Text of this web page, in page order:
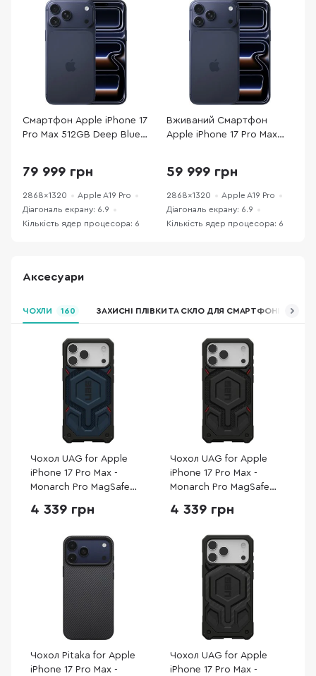
Смартфон Apple iPhone 17
Pro Max 512GB Deep Blue
79 999 грн
2868x1320
Apple A19 Pro
Діагональ екрану: 6.9
Кількість ядер процесора: 6
Вживаний Смартфон
Apple iPhone 17 Pro Max
стан
59 999 грн
2868x1320
Apple A19 Pro
Діагональ екрану: 6.9
Кількість ядер процесора: 6
Аксесуари
ЧОХЛИ 160 ЗАХИСНІ ПЛІВКИ ТА СКЛО ДЛЯ СМАРТФОНІВ
Чохол UAG for Apple
iPhone 17 Pro Max -
Monarch Pro MagSafe
(114514113955)
4 339 грн
Чохол UAG for Apple
iPhone 17 Pro Max -
Monarch Pro MagSafe
(114514113940)
4 339 грн
Чохол Pitaka for Apple
iPhone 17 Pro Max -
Чохол UAG for Apple
iPhone 17 Pro Max -